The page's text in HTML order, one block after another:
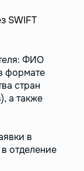
SWIFT
ФИО
формате
стран
а также
в
отделение